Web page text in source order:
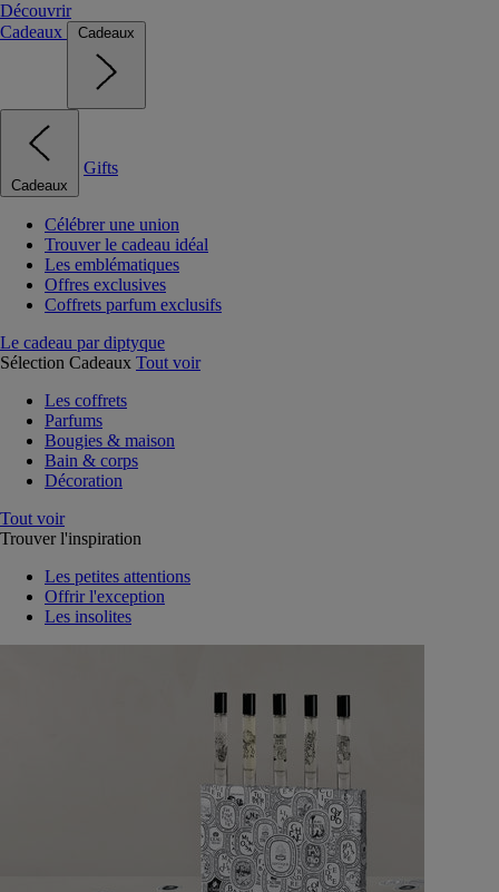
Découvrir
Cadeaux
Cadeaux
Cadeaux
Gifts
Célébrer une union
Trouver le cadeau idéal
Les emblématiques
Offres exclusives
Coffrets parfum exclusifs
Le cadeau par diptyque
Sélection Cadeaux Tout voir
Les coffrets
Parfums
Bougies & maison
Bain & corps
Décoration
Tout voir
Trouver l'inspiration
Les petites attentions
Offrir l'exception
Les insolites